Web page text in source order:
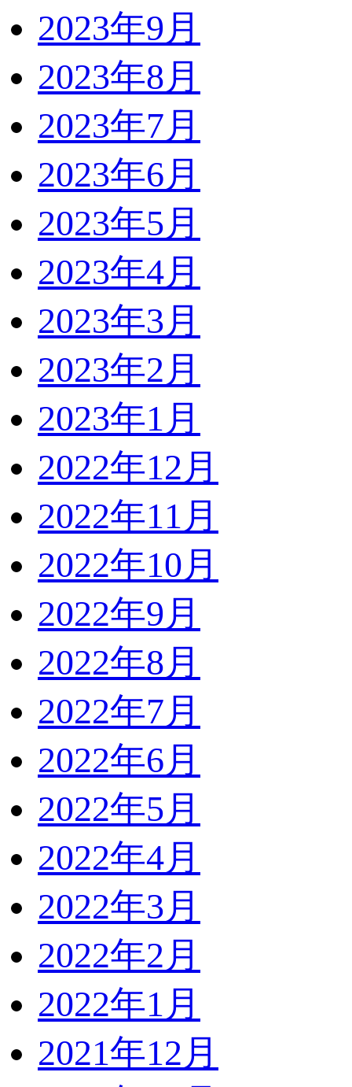
2023年9月
2023年8月
2023年7月
2023年6月
2023年5月
2023年4月
2023年3月
2023年2月
2023年1月
2022年12月
2022年11月
2022年10月
2022年9月
2022年8月
2022年7月
2022年6月
2022年5月
2022年4月
2022年3月
2022年2月
2022年1月
2021年12月